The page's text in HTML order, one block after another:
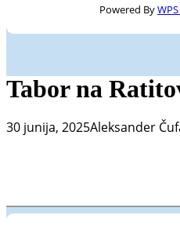
Powered By
Tabor na
30 junija, 2025Aleksander